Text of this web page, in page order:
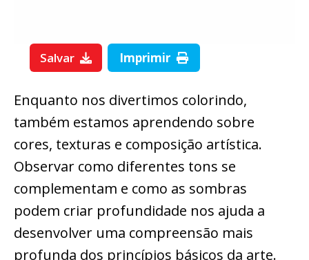
Salvar Imprimir
Enquanto nos divertimos colorindo,
também estamos aprendendo sobre
cores, texturas e composição artística.
Observar como diferentes tons se
complementam e como as sombras
podem criar profundidade nos ajuda a
desenvolver uma compreensão mais
profunda dos princípios básicos da arte.